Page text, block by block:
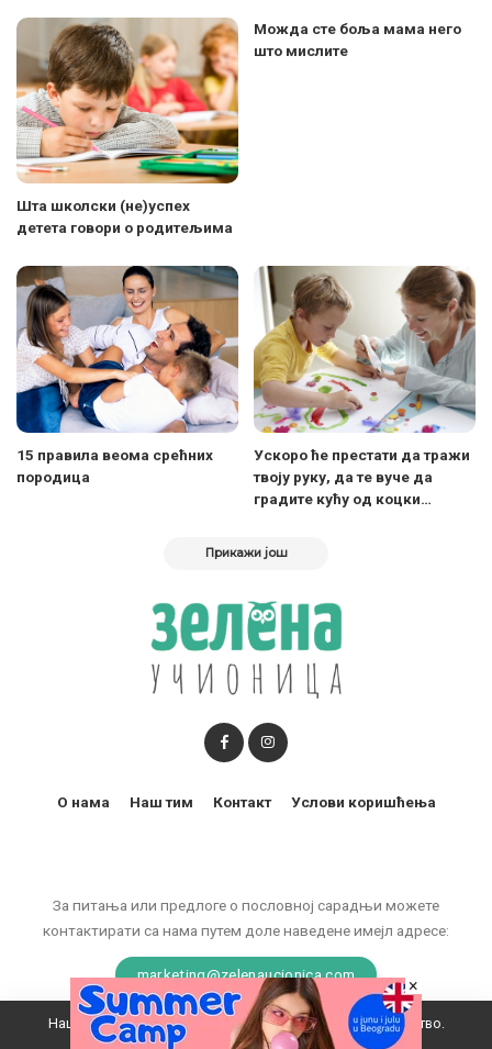
Шта школски (не)успех
детета говори о родитељима
Можда сте боља мама него
што мислите
15 правила веома срећних
породица
Ускоро ће престати да тражи
твоју руку, да те вуче да
градите кућу од коцки…
Прикажи још
За питања или предлоге о пословној сарадњи можете
контактирати са нама путем доле наведене имејл адресе:
marketing@zelenaucionica.com
О нама Наш тим Контакт Услови коришћења
Наш вебсајт користи колачиће да побољша ваше искуство.
×